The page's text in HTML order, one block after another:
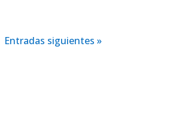
Entradas siguientes »